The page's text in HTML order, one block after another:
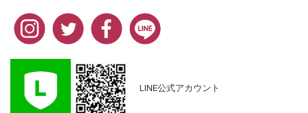
LINE公式アカウント